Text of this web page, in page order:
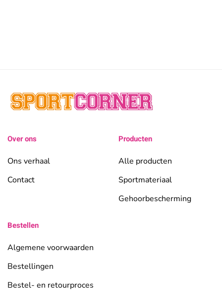
Over ons
Ons verhaal
Contact
Producten
Alle producten
Sportmateriaal
Gehoorbescherming
Bestellen
Algemene voorwaarden
Bestellingen
Bestel- en retourproces